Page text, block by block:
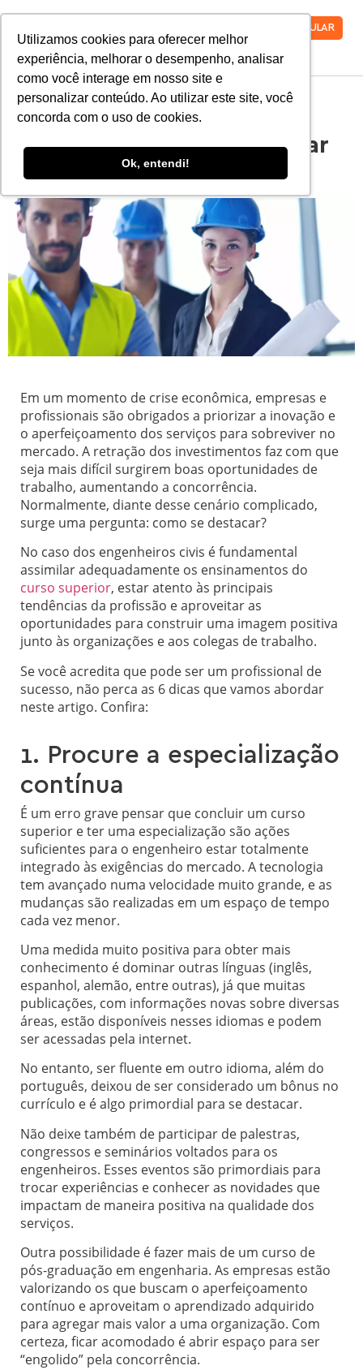
Utilizamos cookies para oferecer melhor
experiência, melhorar o desempenho, analisar
como você interage em nosso site e
personalizar conteúdo. Ao utilizar este site, você
concorda com o uso de cookies.
Ok, entendi!
VESTIBULAR
Engenheiro civil: 6 dicas
essenciais para se destacar
no mercado atual!
Em um momento de crise econômica, empresas e
profissionais são obrigados a priorizar a inovação e
o aperfeiçoamento dos serviços para sobreviver no
mercado. A retração dos investimentos faz com que
seja mais difícil surgirem boas oportunidades de
trabalho, aumentando a concorrência.
Normalmente, diante desse cenário complicado,
surge uma pergunta: como se destacar?
No caso dos engenheiros civis é fundamental
assimilar adequadamente os ensinamentos do
curso superior, estar atento às principais
tendências da profissão e aproveitar as
oportunidades para construir uma imagem positiva
junto às organizações e aos colegas de trabalho.
Se você acredita que pode ser um profissional de
sucesso, não perca as 6 dicas que vamos abordar
neste artigo. Confira:
1. Procure a especialização
contínua
É um erro grave pensar que concluir um curso
superior e ter uma especialização são ações
suficientes para o engenheiro estar totalmente
integrado às exigências do mercado. A tecnologia
tem avançado numa velocidade muito grande, e as
mudanças são realizadas em um espaço de tempo
cada vez menor.
Uma medida muito positiva para obter mais
conhecimento é dominar outras línguas (inglês,
espanhol, alemão, entre outras), já que muitas
publicações, com informações novas sobre diversas
áreas, estão disponíveis nesses idiomas e podem
ser acessadas pela internet.
No entanto, ser fluente em outro idioma, além do
português, deixou de ser considerado um bônus no
currículo e é algo primordial para se destacar.
Não deixe também de participar de palestras,
congressos e seminários voltados para os
engenheiros. Esses eventos são primordiais para
trocar experiências e conhecer as novidades que
impactam de maneira positiva na qualidade dos
serviços.
Outra possibilidade é fazer mais de um curso de
pós-graduação em engenharia. As empresas estão
valorizando os que buscam o aperfeiçoamento
contínuo e aproveitam o aprendizado adquirido
para agregar mais valor a uma organização. Com
certeza, ficar acomodado é abrir espaço para ser
“engolido” pela concorrência.